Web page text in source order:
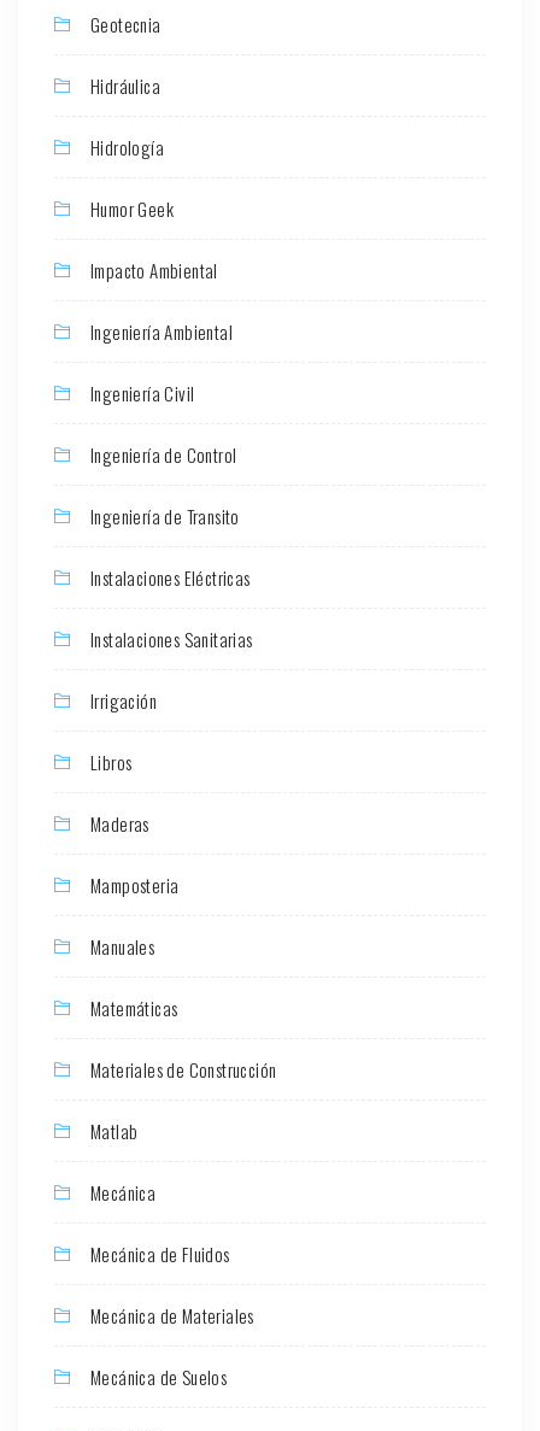
Geotecnia
Hidráulica
Hidrología
Humor Geek
Impacto Ambiental
Ingeniería Ambiental
Ingeniería Civil
Ingeniería de Control
Ingeniería de Transito
Instalaciones Eléctricas
Instalaciones Sanitarias
Irrigación
Libros
Maderas
Mamposteria
Manuales
Matemáticas
Materiales de Construcción
Matlab
Mecánica
Mecánica de Fluidos
Mecánica de Materiales
Mecánica de Suelos